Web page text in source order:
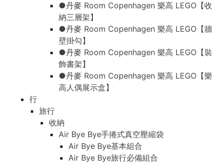
●丹麥 Room Copenhagen 樂高 LEGO【收
納三層架】
●丹麥 Room Copenhagen 樂高 LEGO【牆
壁掛勾】
●丹麥 Room Copenhagen 樂高 LEGO【裝
飾書架】
●丹麥 Room Copenhagen 樂高 LEGO【樂
高人偶展示盒】
行
旅行
收納
Air Bye Bye手捲式真空壓縮袋
Air Bye Bye基本組合
Air Bye Bye旅行必備組合